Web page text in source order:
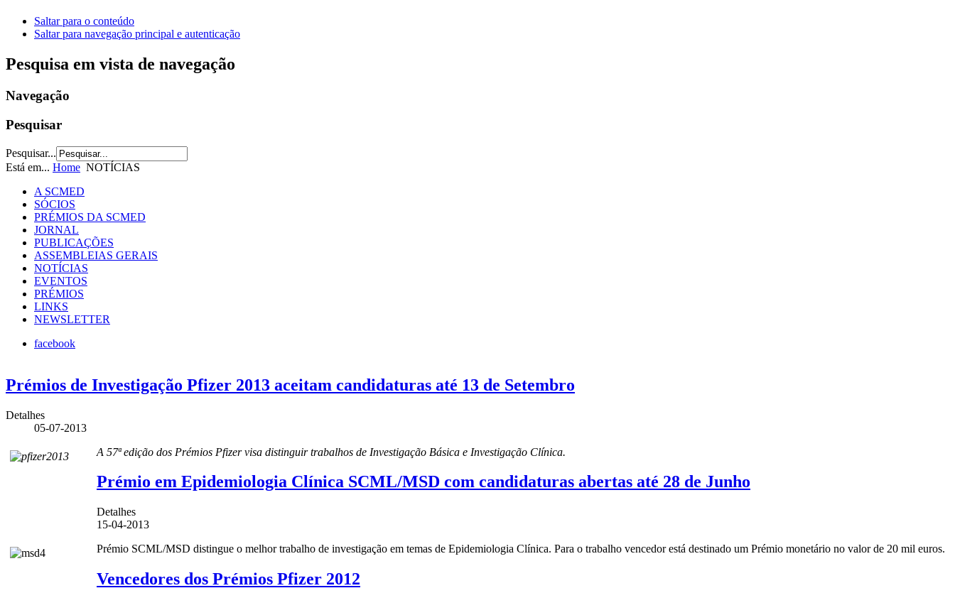
Saltar para o conteúdo
Saltar para navegação principal e autenticação
Pesquisa em vista de navegação
Navegação
Pesquisar
Pesquisar...
Está em... Home NOTÍCIAS
A SCMED
SÓCIOS
PRÉMIOS DA SCMED
JORNAL
PUBLICAÇÕES
ASSEMBLEIAS GERAIS
NOTÍCIAS
EVENTOS
PRÉMIOS
LINKS
NEWSLETTER
facebook
Prémios de Investigação Pfizer 2013 aceitam candidaturas até 13 de Setembro
Detalhes
05-07-2013
A 57ª edição dos Prémios Pfizer visa distinguir trabalhos de Investigação Básica e Investigação Clínica.
Prémio em Epidemiologia Clínica SCML/MSD com candidaturas abertas até 28 de Junho
Detalhes
15-04-2013
Prémio SCML/MSD distingue o melhor trabalho de investigação em temas de Epidemiologia Clínica. Para o trabalho vencedor está destinado um Prémio monetário no valor de 20 mil euros.
Vencedores dos Prémios Pfizer 2012